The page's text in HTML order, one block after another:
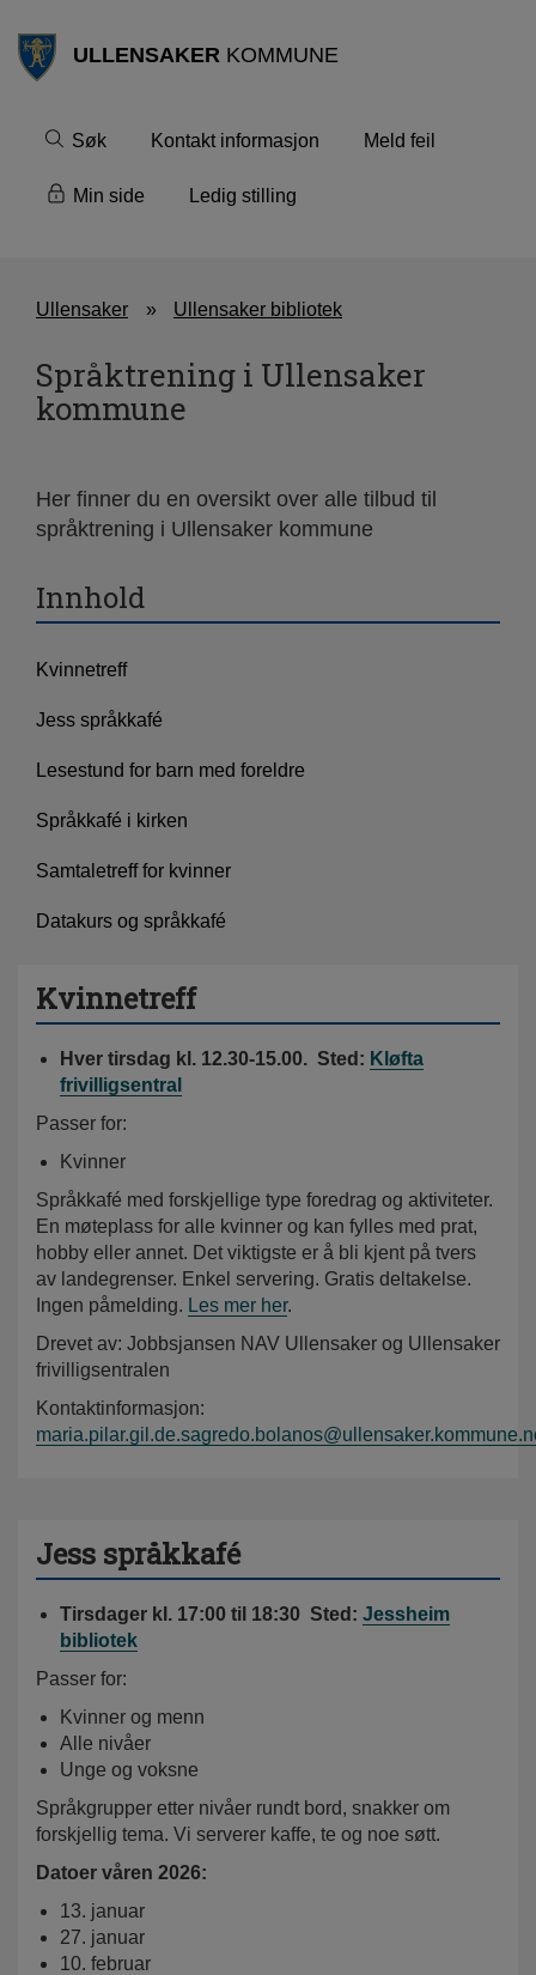
ULLENSAKERKOMMUNE
Søk Kontakt informasjon Meld feil
Min side Ledig stilling
Ullensaker Ullensaker bibliotek
Språktrening i Ullensaker
kommune
Her finner du en oversikt over alle tilbud til
språktrening i Ullensaker kommune
Innhold
Kvinnetreff
Jess språkkafé
Lesestund for barn med foreldre
Språkkafé i kirken
Samtaletreff for kvinner
Datakurs og språkkafé
Kvinnetreff
Hver tirsdag kl. 12.30-15.00. Sted: Kløfta
frivilligsentral
Passer for:
Kvinner
Språkkafé med forskjellige type foredrag og aktiviteter.
En møteplass for alle kvinner og kan fylles med prat,
hobby eller annet. Det viktigste er å bli kjent på tvers
av landegrenser. Enkel servering. Gratis deltakelse.
Ingen påmelding. Les mer her.
Drevet av: Jobbsjansen NAV Ullensaker og Ullensaker
frivilligsentralen
Kontaktinformasjon:
Jess språkkafé
Tirsdager kl. 17:00 til 18:30 Sted: Jessheim
bibliotek
Passer for:
Kvinner og menn
Alle nivåer
Unge og voksne
Språkgrupper etter nivåer rundt bord, snakker om
forskjellig tema. Vi serverer kaffe, te og noe søtt.
Datoer våren 2026:
13. januar
27. januar
10. februar